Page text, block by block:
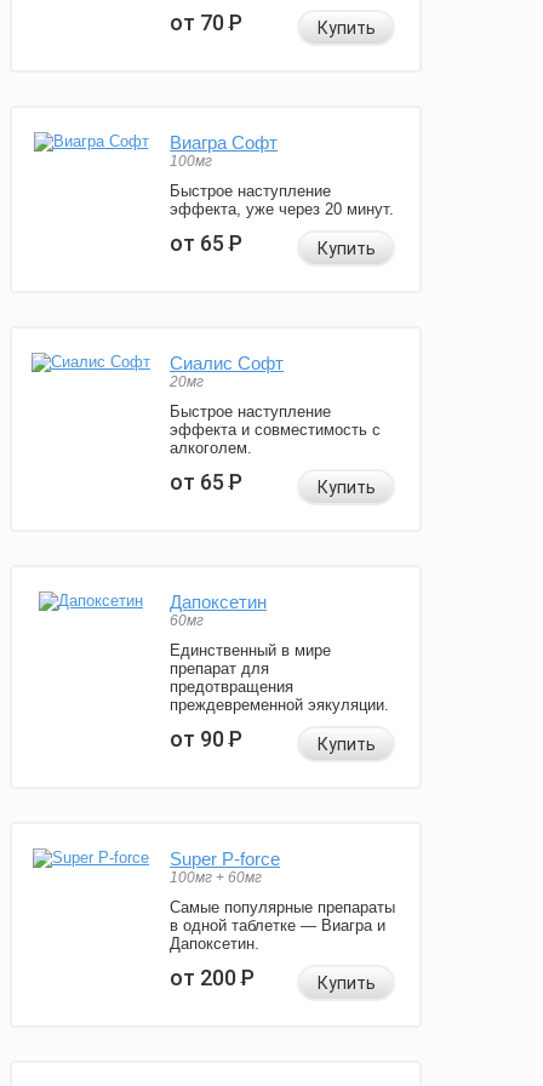
от 70Р Купить
Виагра Софт
100мг
Быстрое наступление
эффекта, уже через 20 минут.
от 65Р Купить
Сиалис Софт
20мг
Быстрое наступление
эффекта и совместимость с
алкоголем.
от 65Р Купить
Дапоксетин
60мг
Единственный в мире
препарат для
предотвращения
преждевременной эякуляции.
от 90Р Купить
Super P-force
100мг + 60мг
Самые популярные препараты
в одной таблетке — Виагра и
Дапоксетин.
от 200Р Купить